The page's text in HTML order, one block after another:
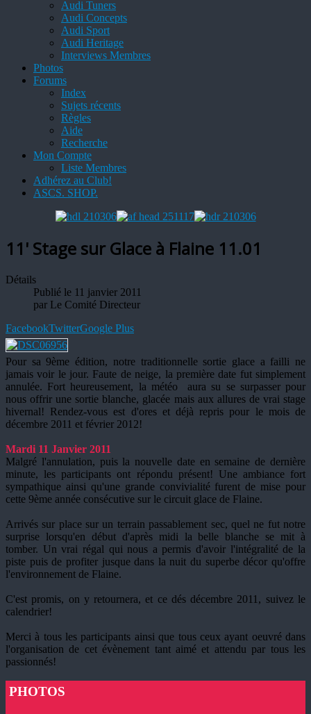
Audi Tuners
Audi Concepts
Audi Sport
Audi Heritage
Interviews Membres
Photos
Forums
Index
Sujets récents
Règles
Aide
Recherche
Mon Compte
Liste Membres
Adhérez au Club!
ASCS. SHOP.
11' Stage sur Glace à Flaine 11.01
Détails
Publié le 11 janvier 2011
par Le Comité Directeur
FacebookTwitterGoogle Plus
Pour sa 9ème édition, notre traditionnelle sortie glace a failli ne
jamais voir le jour. Faute de neige, la première date fut simplement
annulée. Fort heureusement, la météo aura su se surpasser pour
nous offrir une sortie blanche, glacée mais aux allures de vrai stage
hivernal! Rendez-vous est d'ores et déjà repris pour le mois de
décembre 2011 et février 2012!
Mardi 11 Janvier 2011
Malgré l'annulation, puis la nouvelle date en semaine de dernière
minute, les participants ont répondu présent! Une ambiance fort
sympathique ainsi qu'une grande convivialité furent de mise pour
cette 9ème année consécutive sur le circuit glace de Flaine.
Arrivés sur place sur un terrain passablement sec, quel ne fut notre
surprise lorsqu'en début d'après midi la belle blanche se mit à
tomber. Un vrai régal qui nous a permis d'avoir l'intégralité de la
piste puis de profiter jusque dans la nuit du superbe décor qu'offre
l'environnement de Flaine.
C'est promis, on y retournera, et ce dés décembre 2011, suivez le
calendrier!
Merci à tous les participants ainsi que tous ceux ayant oeuvré dans
l'organisation de cet évènement tant aimé et attendu par tous les
passionnés!
PHOTOS